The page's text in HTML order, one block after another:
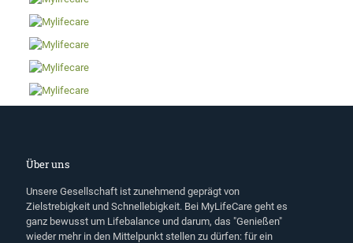
Über uns
Unsere Gesellschaft ist zunehmend geprägt von
Zielstrebigkeit und Schnellebigkeit. Bei MyLifeCare geht es
ganz bewusst um Lifebalance und darum, das "Genießen"
wieder mehr in den Mittelpunkt stellen zu dürfen: für ein